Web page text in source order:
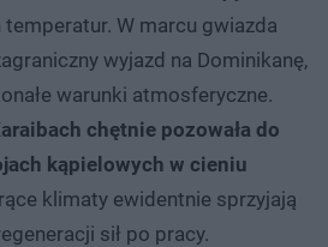
W marcu gwiazda
wyjazd na Dominikanę,
warunki atmosferyczne.
chętnie pozowała do
kąpielowych w cieniu
klimaty ewidentnie sprzyjają
sił po pracy.